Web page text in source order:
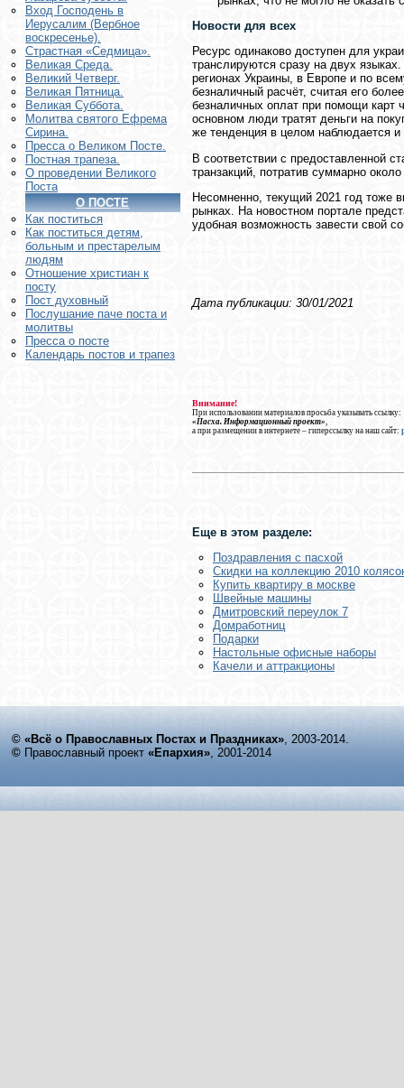
Вход Господень в
Иерусалим (Вербное
воскресенье).
Страстная «Седмица».
Великая Среда.
Великий Четверг.
Великая Пятница.
Великая Суббота.
Молитва святого Ефрема
Сирина.
Пресса о Великом Посте.
Постная трапеза.
О проведении Великого
Поста
О ПОСТЕ
Как поститься
Как поститься детям,
больным и престарелым
людям
Отношение христиан к
посту
Пост духовный
Послушание паче поста и
молитвы
Пресса о посте
Календарь постов и трапез
Новости для всех
Ресурс одинаково доступен для
транслируются сразу на двух
регионах Украины, в Европе и по
безналичный расчёт, считая его
безналичных оплат при помощи карт
основном люди тратят деньги на
же тенденция в целом наблюдается
В соответствии с предоставленной
транзакций, потратив суммарно
Несомненно, текущий 2021 год тоже
рынках. На новостном портале
удобная возможность завести свой
Дата публикации: 30/01/2021
Внимание!
При использовании материалов просьба указывать ссылку:
«Пасха. Информационный проект»
а при размещении в интернете – гиперссылку на наш сайт:
Еще в этом разделе:
Поздравления с пасхой
Скидки на коллекцию 2010
Купить квартиру в москве
Швейные машины
Дмитровский переулок 7
Домработниц
Подарки
Настольные офисные наборы
Качели и аттракционы
© «Всё о Православных Постах и Праздниках», 2003-2014.
© Православный проект «Епархия», 2001-2014